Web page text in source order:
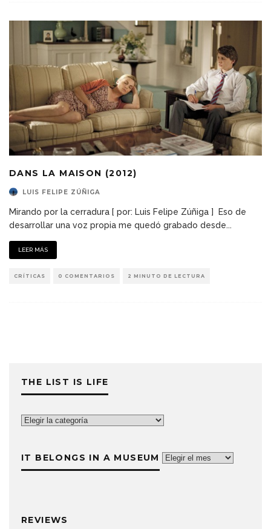
DANS LA MAISON (2012)
LUIS FELIPE ZÚÑIGA
Mirando por la cerradura [ por: Luis Felipe Zúñiga ] Eso de
desarrollar una voz propia me quedó grabado desde...
LEER MÁS
CRÍTICAS 0 COMENTARIOS 2 MINUTO DE LECTURA
THE LIST IS LIFE
The
Life
IT BELONGS IN A MUSEUM
It
REVIEWS